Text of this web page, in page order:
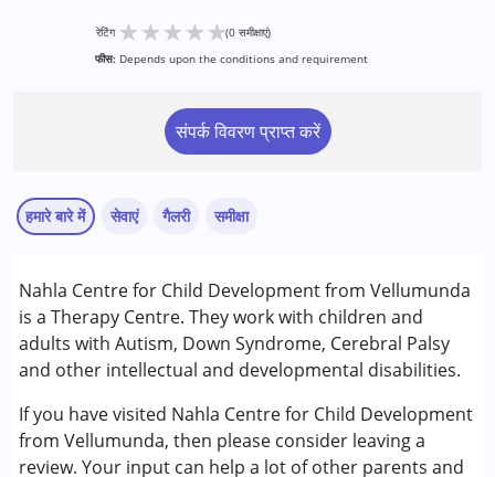
रेटिंग ★★★★★(0 समीक्षाएं)
फीस: Depends upon the conditions and requirement
संपर्क विवरण प्राप्त करें
हमारे बारे में
Nahla Centre for Child Development from Vellumunda
is a Therapy Centre. They work with children and
adults with Autism, Down Syndrome, Cerebral Palsy
and other intellectual and developmental disabilities.
If you have visited Nahla Centre for Child Development
from Vellumunda, then please consider leaving a
review. Your input can help a lot of other parents and
सेवाएं
आकलन
बिहेवियर थेरेपी
काउंसिलिंग
अर्ली इंटरवेंशन
ऑक्यूपेशनल थेरेपी
फिजियोथेरेपी
सेंसरी इंटीग्रेशन
गैलरी समीक्षा